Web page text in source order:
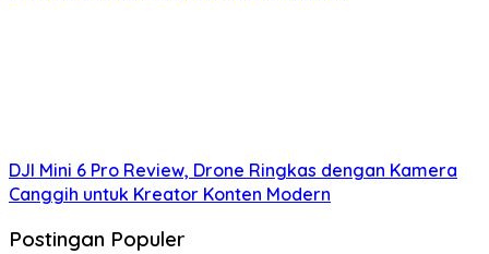
DJI Mini 6 Pro Review, Drone Ringkas dengan Kamera
Canggih untuk Kreator Konten Modern
Postingan Populer